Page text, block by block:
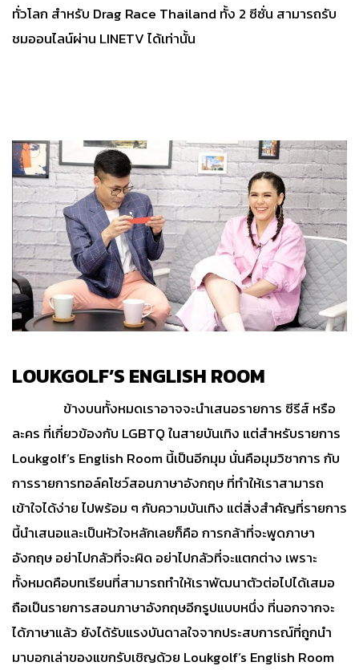
ทั่วโลก สำหรับ Drag Race Thailand ทั้ง 2 ซีซั่น สามารถรับ
ชมออนไลน์ผ่าน LINETV ได้เท่านั้น
LOUKGOLF’S ENGLISH ROOM
ข้างบนทั้งหมดเราอาจจะนำเสนอรายการ ซีรีส์ หรือ
ละคร ที่เกี่ยวข้องกับ LGBTQ ในสายบันเทิง แต่สำหรับรายการ
Loukgolf’s English Room นี้เป็นอีกมุม นั่นคือมุมวิชาการ กับ
การรายการทอล์คโชว์สอนภาษาอังกฤษ ที่ทำให้เราสามารถ
เข้าใจได้ง่าย ไปพร้อม ๆ กับความบันเทิง แต่สิ่งสำคัญที่รายการ
นี้นำเสนอและเป็นหัวใจหลักเลยก็คือ การกล้าที่จะพูดภาษา
อังกฤษ อย่าไปกลัวที่จะผิด อย่าไปกลัวที่จะแตกต่าง เพราะ
ทั้งหมดคือบทเรียนที่สามารถทำให้เราพัฒนาตัวต่อไปได้เสมอ
ถือเป็นรายการสอนภาษาอังกฤษอีกรูปแบบหนึ่ง ที่นอกจากจะ
ได้ภาษาแล้ว ยังได้รับแรงบันดาลใจจากประสบการณ์ที่ถูกนำ
มาบอกเล่าของแขกรับเชิญด้วย Loukgolf’s English Room